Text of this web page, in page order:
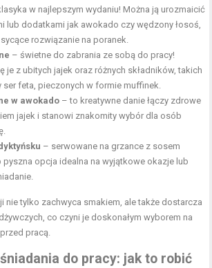
w najlepszym wydaniu! Można ją urozmaicić
lub dodatkami jak awokado czy wędzony łosoś,
rozwiązanie na poranek.
– świetne do zabrania ze sobą do pracy!
je z ubitych jajek oraz różnych składników, takich
ser feta, pieczonych w formie muffinek.
w awokado – to kreatywne danie łączy zdrowe
jajek i stanowi znakomity wybór dla osób
– serwowane na grzance z sosem
pyszna opcja idealna na wyjątkowe okazje lub
nie tylko zachwyca smakiem, ale także dostarcza
co czyni je doskonałym wyborem na
pracą.
do pracy: jak to robić